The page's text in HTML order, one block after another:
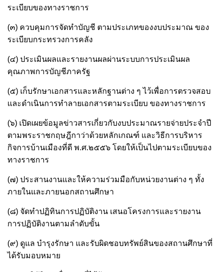
ระเบียบของทางราชการ
(๓) ควบคุมการจัดทำบัญชี ตามประเภทของงบประมาณ ของ
ระเบียบกระทรวงการคลัง
(๔) ประเมินผลและรายงานผลผ่านระบบการประเมินผล
คุณภาพการบัญชีภาครัฐ
(๕) เก็บรักษาเอกสารและหลักฐานต่าง ๆ ไว้เพื่อการตรวจสอบ
และดำเนินการทำลายเอกสารตามระเบียบ ของทางราชการ
(๖) เปิดเผยข้อมูลข่าวสารเกี่ยวกับงบประมาณรายจ่ายประจำปี
ตามพระราชกฤษฎีกาว่าด้วยหลักเกณฑ์ และวิธีการบริหาร
กิจการบ้านเมืองที่ดี พ.ศ.๒๕๕๖ โดยให้เป็นไปตามระเบียบของ
ทางราชการ
(๗) ประสานงานและให้ความร่วมมือกับหน่วยงานต่าง ๆ ทั้ง
ภายในและภายนอกสถานศึกษา
(๘) จัดทำปฏิทินการปฏิบัติงาน เสนอโครงการและรายงาน
การปฏิบัติงานตามลำดับขั้น
(๙) ดูแล บำรุงรักษา และรับผิดชอบทรัพย์สินของสถานศึกษาที่
ได้รับมอบหมาย